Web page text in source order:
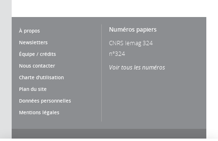
À propos
Newsletters
Équipe / crédits
Nous contacter
Charte d'utilisation
Plan du site
Données personnelles
Mentions légales
Numéros papiers
CNRS lemag 324
n°324
Voir tous les numéros